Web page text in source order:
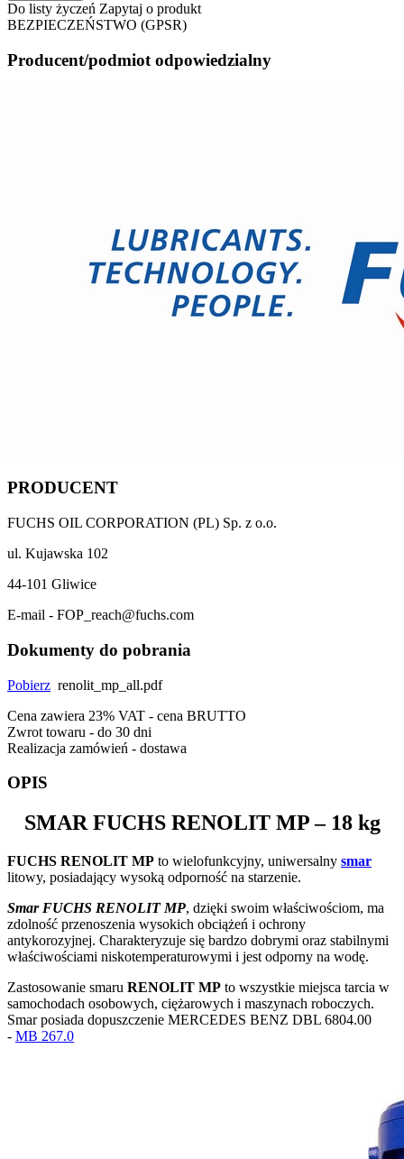
Do listy życzeń Zapytaj o produkt
BEZPIECZEŃSTWO (GPSR)
Producent/podmiot odpowiedzialny
PRODUCENT
FUCHS OIL CORPORATION (PL) Sp. z o.o.
ul. Kujawska 102
44-101 Gliwice
E-mail - FOP_reach@fuchs.com
Dokumenty do pobrania
Pobierz renolit_mp_all.pdf
Cena zawiera 23% VAT - cena BRUTTO
Zwrot towaru - do 30 dni
Realizacja zamówień - dostawa
OPIS
SMAR FUCHS RENOLIT MP– 18 kg
FUCHS RENOLIT MP to wielofunkcyjny, uniwersalny smar
litowy, posiadający wysoką odporność na starzenie.
Smar FUCHS RENOLIT MP, dzięki swoim właściwościom, ma
zdolność przenoszenia wysokich obciążeń i ochrony
antykorozyjnej. Charakteryzuje się bardzo dobrymi oraz stabilnymi
właściwościami niskotemperaturowymi i jest odporny na wodę.
Zastosowanie smaru RENOLIT MP to wszystkie miejsca tarcia w
samochodach osobowych, ciężarowych i maszynach roboczych.
Smar posiada dopuszczenie MERCEDES BENZ DBL 6804.00
- MB 267.0